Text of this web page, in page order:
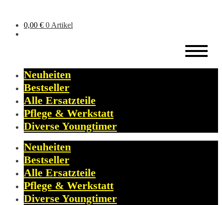
0,00 € 0 Artikel
Neuheiten
Bestseller
Alle Ersatzteile
Pflege & Werkstatt
Diverse Youngtimer
Neuheiten
Bestseller
Alle Ersatzteile
Pflege & Werkstatt
Diverse Youngtimer